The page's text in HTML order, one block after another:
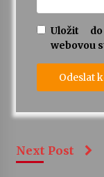
Uložit
webovou
Next Post